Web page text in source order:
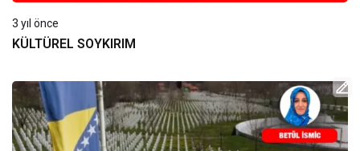
3 yıl önce
KÜLTÜREL SOYKIRIM